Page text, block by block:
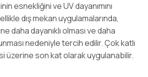
esnekliğini ve UV dayanımını
dış mekan uygulamalarında,
daha dayanıklı olması ve daha
nedeniyle tercih edilir. Çok katlı
üzerine son kat olarak uygulanabilir.